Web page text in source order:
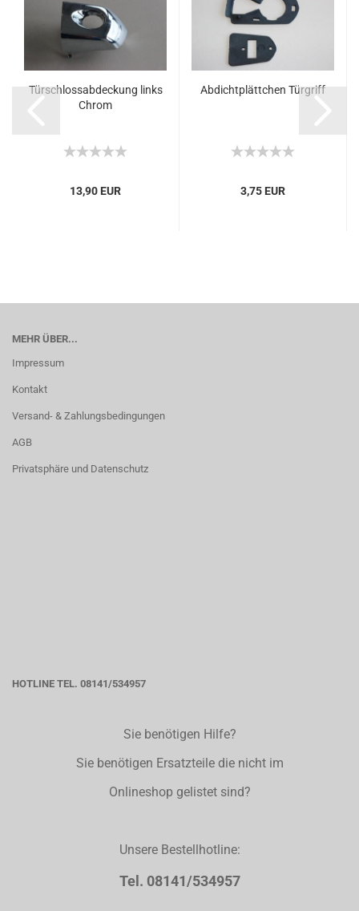
Türschlossabdeckung links
Chrom
13,90 EUR
Abdichtplättchen Türgriff
3,75 EUR
MEHR ÜBER...
Impressum
Kontakt
Versand- & Zahlungsbedingungen
AGB
Privatsphäre und Datenschutz
HOTLINE TEL. 08141/534957
Sie benötigen Hilfe?
Sie benötigen Ersatzteile die nicht im
Onlineshop gelistet sind?
Unsere Bestellhotline:
Tel. 08141/534957